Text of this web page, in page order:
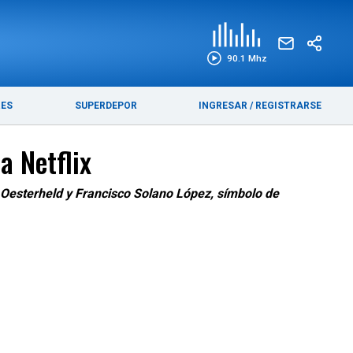
90.1 Mhz
SUPERDEPOR INGRESAR / REGISTRARSE
Netflix
y Francisco Solano López, símbolo de